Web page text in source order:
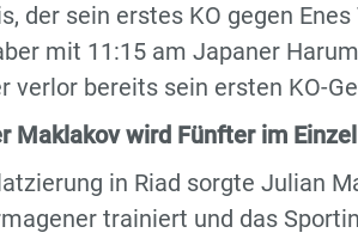
der sein erstes KO gegen
mit 11:15 am Japaner
verlor bereits sein ersten KO-
Maklakov wird Fünfter im
in Riad sorgte Julian
trainiert und das